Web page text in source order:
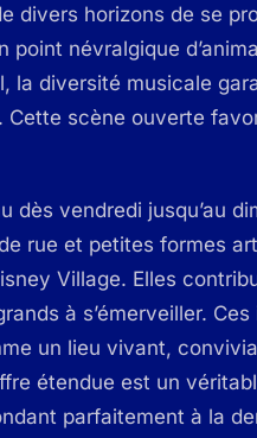
divers horizons de se
point névralgique
la diversité musicale
Cette scène ouverte
vendredi jusqu’au
rue et petites formes
Village. Elles
à s’émerveiller.
un lieu vivant,
étendue est un
parfaitement à la